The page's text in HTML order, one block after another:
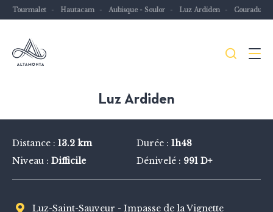
Tourmalet Hautacam Aubisque - Soulor Luz Ardiden
à
vélo
ou
Menu
Luz Ardiden
Distance : 13.2 km Durée : 1h48
Niveau : Difficile Dénivelé : 991 D+
Luz-Saint-Sauveur - Impasse de la Vignette